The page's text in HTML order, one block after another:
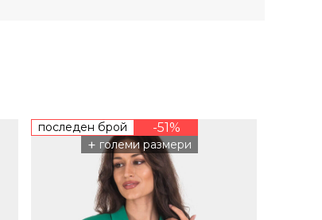
последен брой -51%
+ големи размери